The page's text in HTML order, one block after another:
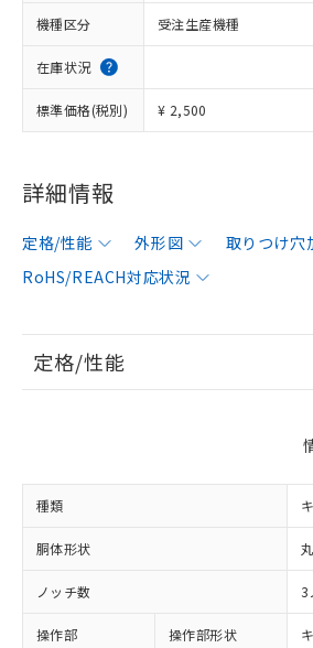
機種区分 受注生産機種
在庫状況
標準価格(税別) ¥ 2,500
詳細情報
定格/性能 外形図 取りつけ穴
RoHS/REACH対応状況
定格/性能
種類
胴体形状
ノッチ数 3
操作部 操作部形状